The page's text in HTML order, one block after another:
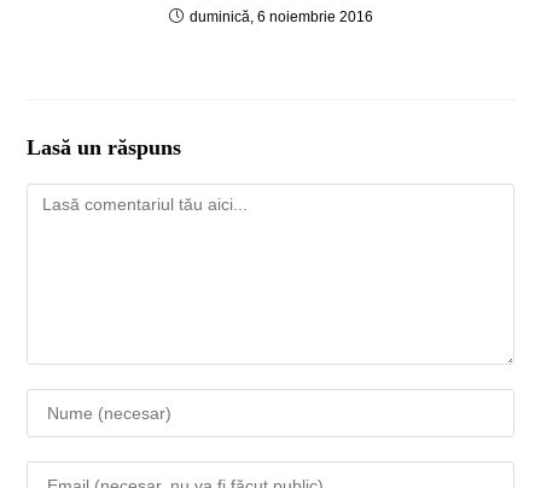
duminică, 6 noiembrie 2016
Lasă un răspuns